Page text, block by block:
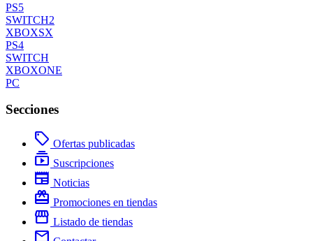
PS5
SWITCH2
XBOXSX
PS4
SWITCH
XBOXONE
PC
Secciones
local_offer Ofertas publicadas
subscriptions Suscripciones
newspaper Noticias
redeem Promociones en tiendas
storefront Listado de tiendas
mail